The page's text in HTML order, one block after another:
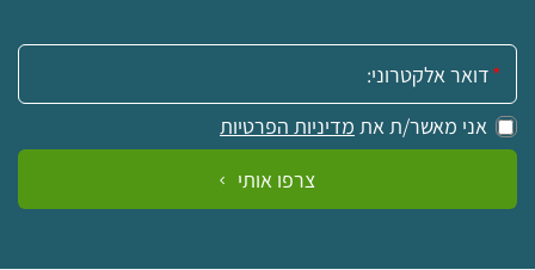
אימייל:
אני מאשר/ת את מדיניות הפרטיות
צרפו אותי